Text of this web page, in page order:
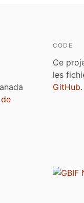
CODE
Ce
les
GitHub.